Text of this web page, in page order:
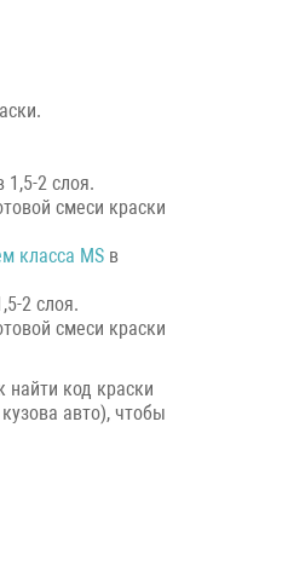
2 слоя.
смеси краски
класса MS в
2 слоя.
смеси краски
код краски
авто), чтобы